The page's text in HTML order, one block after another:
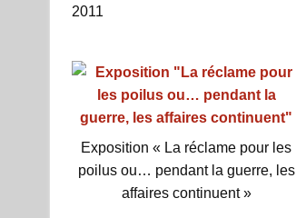
2011
Exposition « La réclame pour les
poilus ou… pendant la guerre, les
affaires continuent »